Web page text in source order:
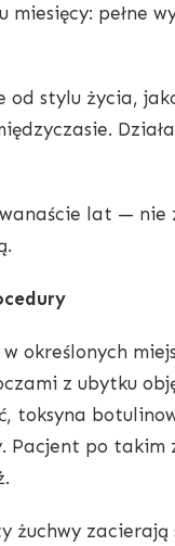
pełne
stylu życia,
lat — nie
określonych
z ubytku
toksyna
Pacjent po takim
zacierają